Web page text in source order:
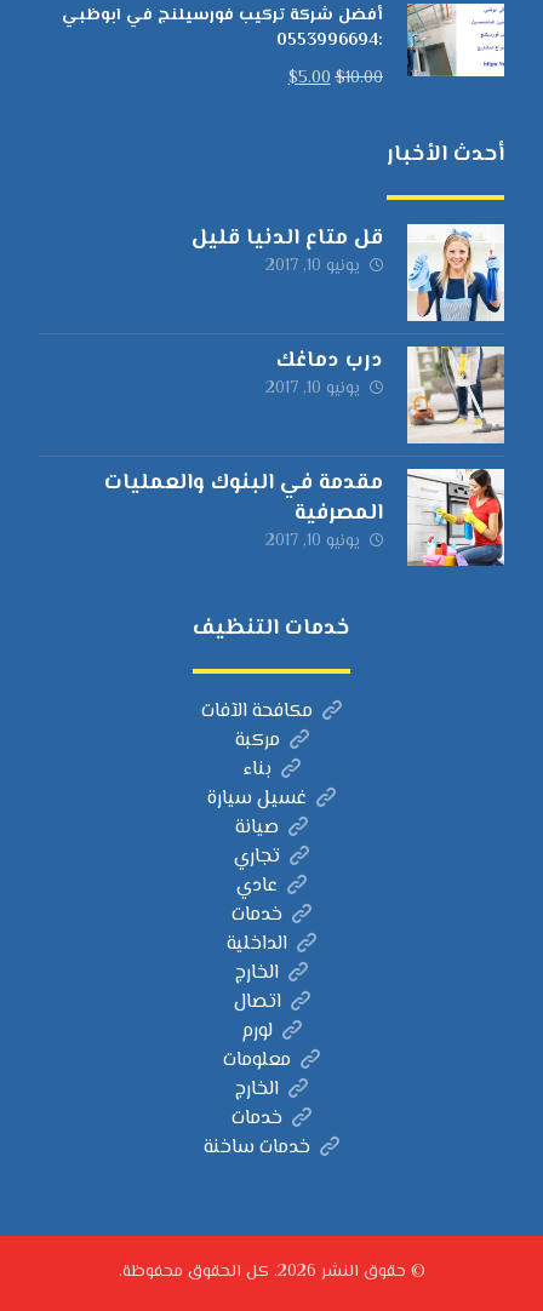
أفضل شركة تركيب فورسيلنج في ابوظبي
:0553996694
$10.00
$5.00
أحدث الأخبار
قل متاع الدنيا قليل
يونيو 10, 2017
درب دماغك
يونيو 10, 2017
مقدمة في البنوك والعمليات
المصرفية
يونيو 10, 2017
خدمات التنظيف
مكافحة الآفات
مركبة
بناء
غسيل سيارة
صيانة
تجاري
عادي
خدمات
الداخلية
الخارج
اتصال
لورم
معلومات
الخارج
خدمات
خدمات ساخنة
© حقوق النشر 2026. كل الحقوق محفوظة.